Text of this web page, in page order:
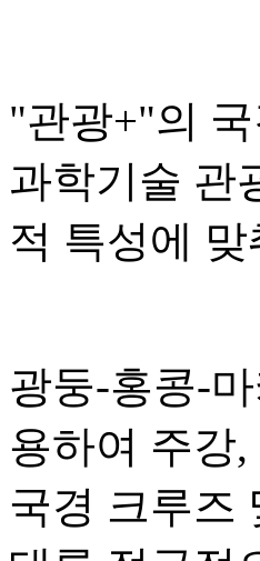
"관광+"의
과학기술 관
적 특성에
광둥-홍콩-
용하여 주강
국경 크루즈